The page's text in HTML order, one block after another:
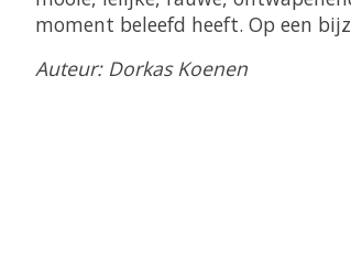
moment beleefd heeft. Op een
Auteur: Dorkas Koenen